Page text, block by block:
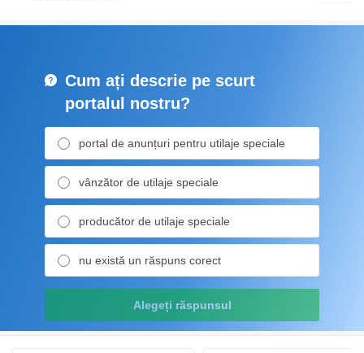
Cum ați descrie pe scurt
portalul nostru?
portal de anunțuri pentru utilaje speciale
vânzător de utilaje speciale
producător de utilaje speciale
nu există un răspuns corect
Alegeți răspunsul